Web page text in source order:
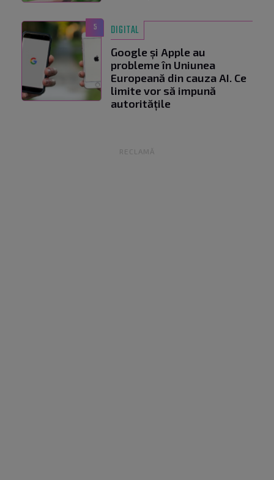
5 DIGITAL
Google și Apple au
probleme în Uniunea
Europeană din cauza AI. Ce
limite vor să impună
autoritățile
RECLAMĂ